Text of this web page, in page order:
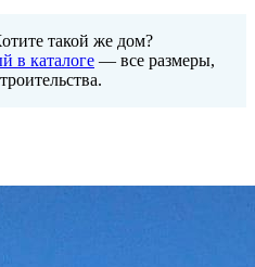
такой же дом?
в каталоге — все размеры,